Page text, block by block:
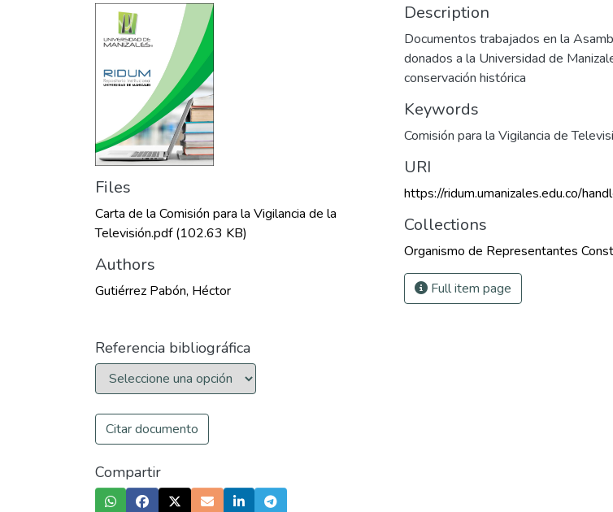
Files
Carta de la Comisión para la Vigilancia de la
Televisión.pdf(102.63 KB)
Authors
Gutiérrez Pabón, Héctor
Referencia bibliográfica
Citar documento
Compartir
Description
Documentos trabajados en la
donados a la Universidad de
conservación histórica
Keywords
Comisión para la Vigilancia de
URI
https://ridum.umanizales.edu.co/
Collections
Organismo de Representantes
Full item page